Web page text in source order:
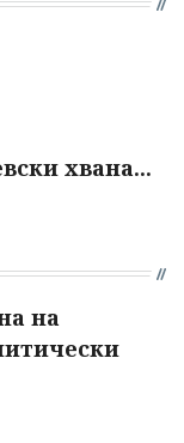
хвана...
на